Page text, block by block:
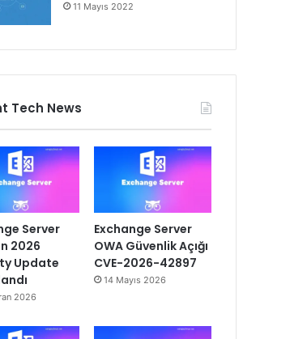
11 Mayıs 2022
Tech News
Server
2026
Update
2026
Exchange Server
OWA Güvenlik Açığı
CVE-2026-42897
14 Mayıs 2026